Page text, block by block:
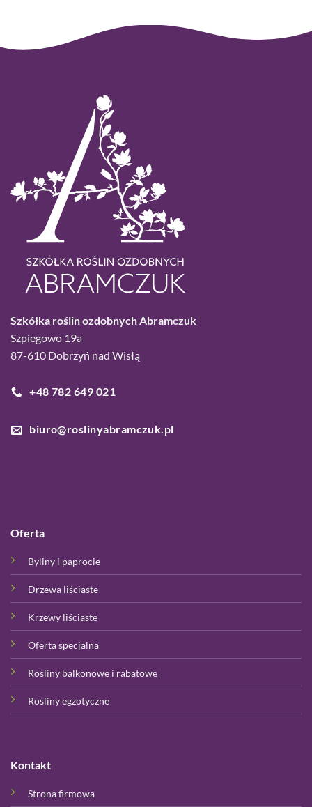
Szkółka roślin ozdobnych Abramczuk
Szpiegowo 19a
87-610 Dobrzyń nad Wisłą
+48 782 649 021
biuro@roslinyabramczuk.pl
Oferta
Byliny i paprocie
Drzewa liściaste
Krzewy liściaste
Oferta specjalna
Rośliny balkonowe i rabatowe
Rośliny egzotyczne
Kontakt
Strona firmowa